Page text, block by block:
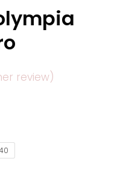
review)